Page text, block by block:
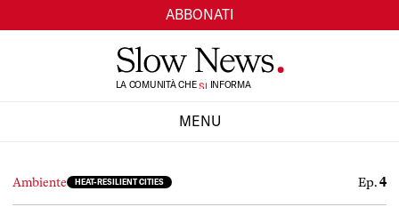
ABBONATI
LA COMUNITÀ CHETI INFORMA
MENU
Ambiente HEAT-RESILIENT CITIES Ep.4